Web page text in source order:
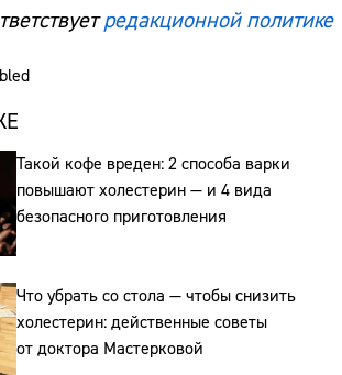
редакционной политике
Такой кофе вреден: 2 способа варки
повышают холестерин — и 4 вида
безопасного приготовления
Что убрать со стола — чтобы снизить
холестерин: действенные советы
от доктора Мастерковой